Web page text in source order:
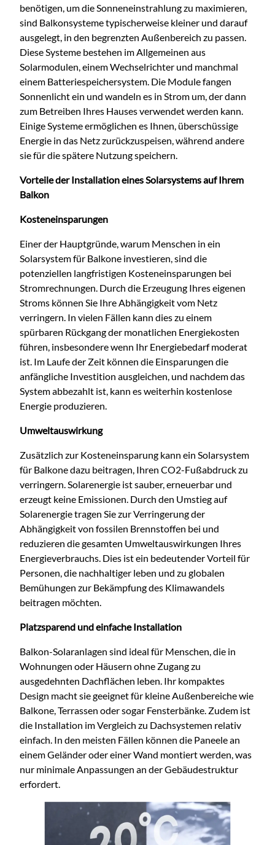
benötigen, um die Sonneneinstrahlung zu maximieren,
sind Balkonsysteme typischerweise kleiner und darauf
ausgelegt, in den begrenzten Außenbereich zu passen.
Diese Systeme bestehen im Allgemeinen aus
Solarmodulen, einem Wechselrichter und manchmal
einem Batteriespeichersystem. Die Module fangen
Sonnenlicht ein und wandeln es in Strom um, der dann
zum Betreiben Ihres Hauses verwendet werden kann.
Einige Systeme ermöglichen es Ihnen, überschüssige
Energie in das Netz zurückzuspeisen, während andere
sie für die spätere Nutzung speichern.
Vorteile der Installation eines Solarsystems auf Ihrem
Balkon
Kosteneinsparungen
Einer der Hauptgründe, warum Menschen in ein
Solarsystem für Balkone investieren, sind die
potenziellen langfristigen Kosteneinsparungen bei
Stromrechnungen. Durch die Erzeugung Ihres eigenen
Stroms können Sie Ihre Abhängigkeit vom Netz
verringern. In vielen Fällen kann dies zu einem
spürbaren Rückgang der monatlichen Energiekosten
führen, insbesondere wenn Ihr Energiebedarf moderat
ist. Im Laufe der Zeit können die Einsparungen die
anfängliche Investition ausgleichen, und nachdem das
System abbezahlt ist, kann es weiterhin kostenlose
Energie produzieren.
Umweltauswirkung
Zusätzlich zur Kosteneinsparung kann ein Solarsystem
für Balkone dazu beitragen, Ihren CO2-Fußabdruck zu
verringern. Solarenergie ist sauber, erneuerbar und
erzeugt keine Emissionen. Durch den Umstieg auf
Solarenergie tragen Sie zur Verringerung der
Abhängigkeit von fossilen Brennstoffen bei und
reduzieren die gesamten Umweltauswirkungen Ihres
Energieverbrauchs. Dies ist ein bedeutender Vorteil für
Personen, die nachhaltiger leben und zu globalen
Bemühungen zur Bekämpfung des Klimawandels
beitragen möchten.
Platzsparend und einfache Installation
Balkon-Solaranlagen sind ideal für Menschen, die in
Wohnungen oder Häusern ohne Zugang zu
ausgedehnten Dachflächen leben. Ihr kompaktes
Design macht sie geeignet für kleine Außenbereiche wie
Balkone, Terrassen oder sogar Fensterbänke. Zudem ist
die Installation im Vergleich zu Dachsystemen relativ
einfach. In den meisten Fällen können die Paneele an
einem Geländer oder einer Wand montiert werden, was
nur minimale Anpassungen an der Gebäudestruktur
erfordert.